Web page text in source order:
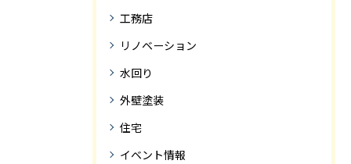
工務店
リノベーション
水回り
外壁塗装
住宅
イベント情報